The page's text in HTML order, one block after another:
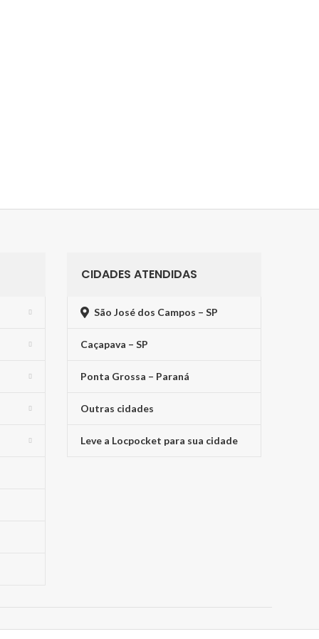
CIDADES ATENDIDAS
São José dos Campos – SP
Caçapava – SP
Ponta Grossa – Paraná
Outras cidades
Leve a Locpocket para sua cidade